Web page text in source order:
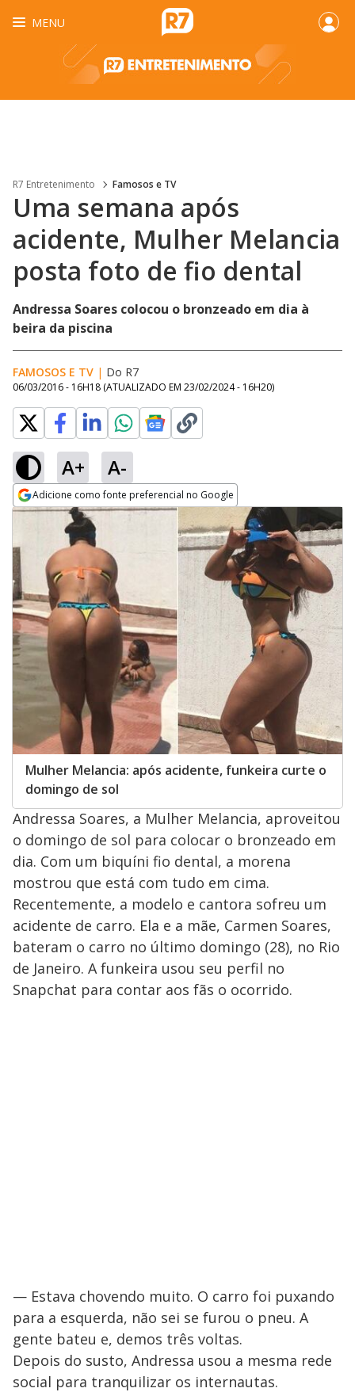
MENU
R7 Entretenimento Famosos e TV
Uma semana após
acidente, Mulher Melancia
posta foto de fio dental
Andressa Soares colocou o bronzeado em dia à
beira da piscina
FAMOSOS E TV | Do R7
06/03/2016 - 16H18 (ATUALIZADO EM 23/02/2024 - 16H20)
A+ A-
Adicione como fonte preferencial no Google
Opens in new window
Mulher Melancia: após acidente, funkeira curte o
domingo de sol
Andressa Soares, a Mulher Melancia, aproveitou
o domingo de sol para colocar o bronzeado em
dia. Com um biquíni fio dental, a morena
mostrou que está com tudo em cima.
Recentemente, a modelo e cantora sofreu um
acidente de carro. Ela e a mãe, Carmen Soares,
bateram o carro no último domingo (28), no Rio
de Janeiro. A funkeira usou seu perfil no
Snapchat para contar aos fãs o ocorrido.
— Estava chovendo muito. O carro foi puxando
para a esquerda, não sei se furou o pneu. A
gente bateu e, demos três voltas.
Depois do susto, Andressa usou a mesma rede
social para tranquilizar os internautas.